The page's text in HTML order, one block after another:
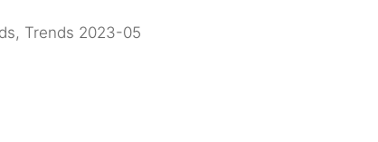
, Trends 2023-05